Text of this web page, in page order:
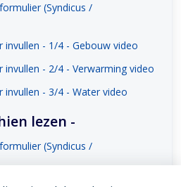
(Syndicus /
- 1/4 - Gebouw video
- 2/4 - Verwarming video
- 3/4 - Water video
lezen -
(Syndicus /
- 2/4 - Verwarming video